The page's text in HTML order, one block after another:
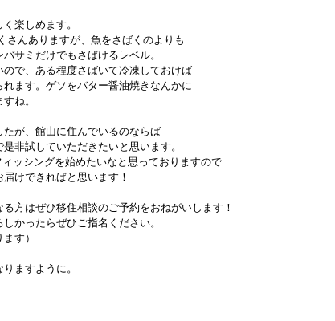
楽しめます。
んありますが、魚をさばくのよりも
サミだけでもさばけるレベル。
で、ある程度さばいて冷凍しておけば
ます。ゲソをバター醤油焼きなんかに
ね。
が、館山に住んでいるのならば
非試していただきたいと思います。
ッシングを始めたいなと思っておりますので
けできればと思います！
方はぜひ移住相談のご予約をおねがいします！
かったらぜひご指名ください。
す）
りますように。